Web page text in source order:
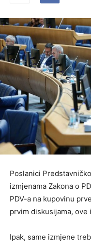
Poslanici
izmjenama Zakona o
PDV-a na kupovinu
prvim diskusijama, ove
Ipak, same izmjene